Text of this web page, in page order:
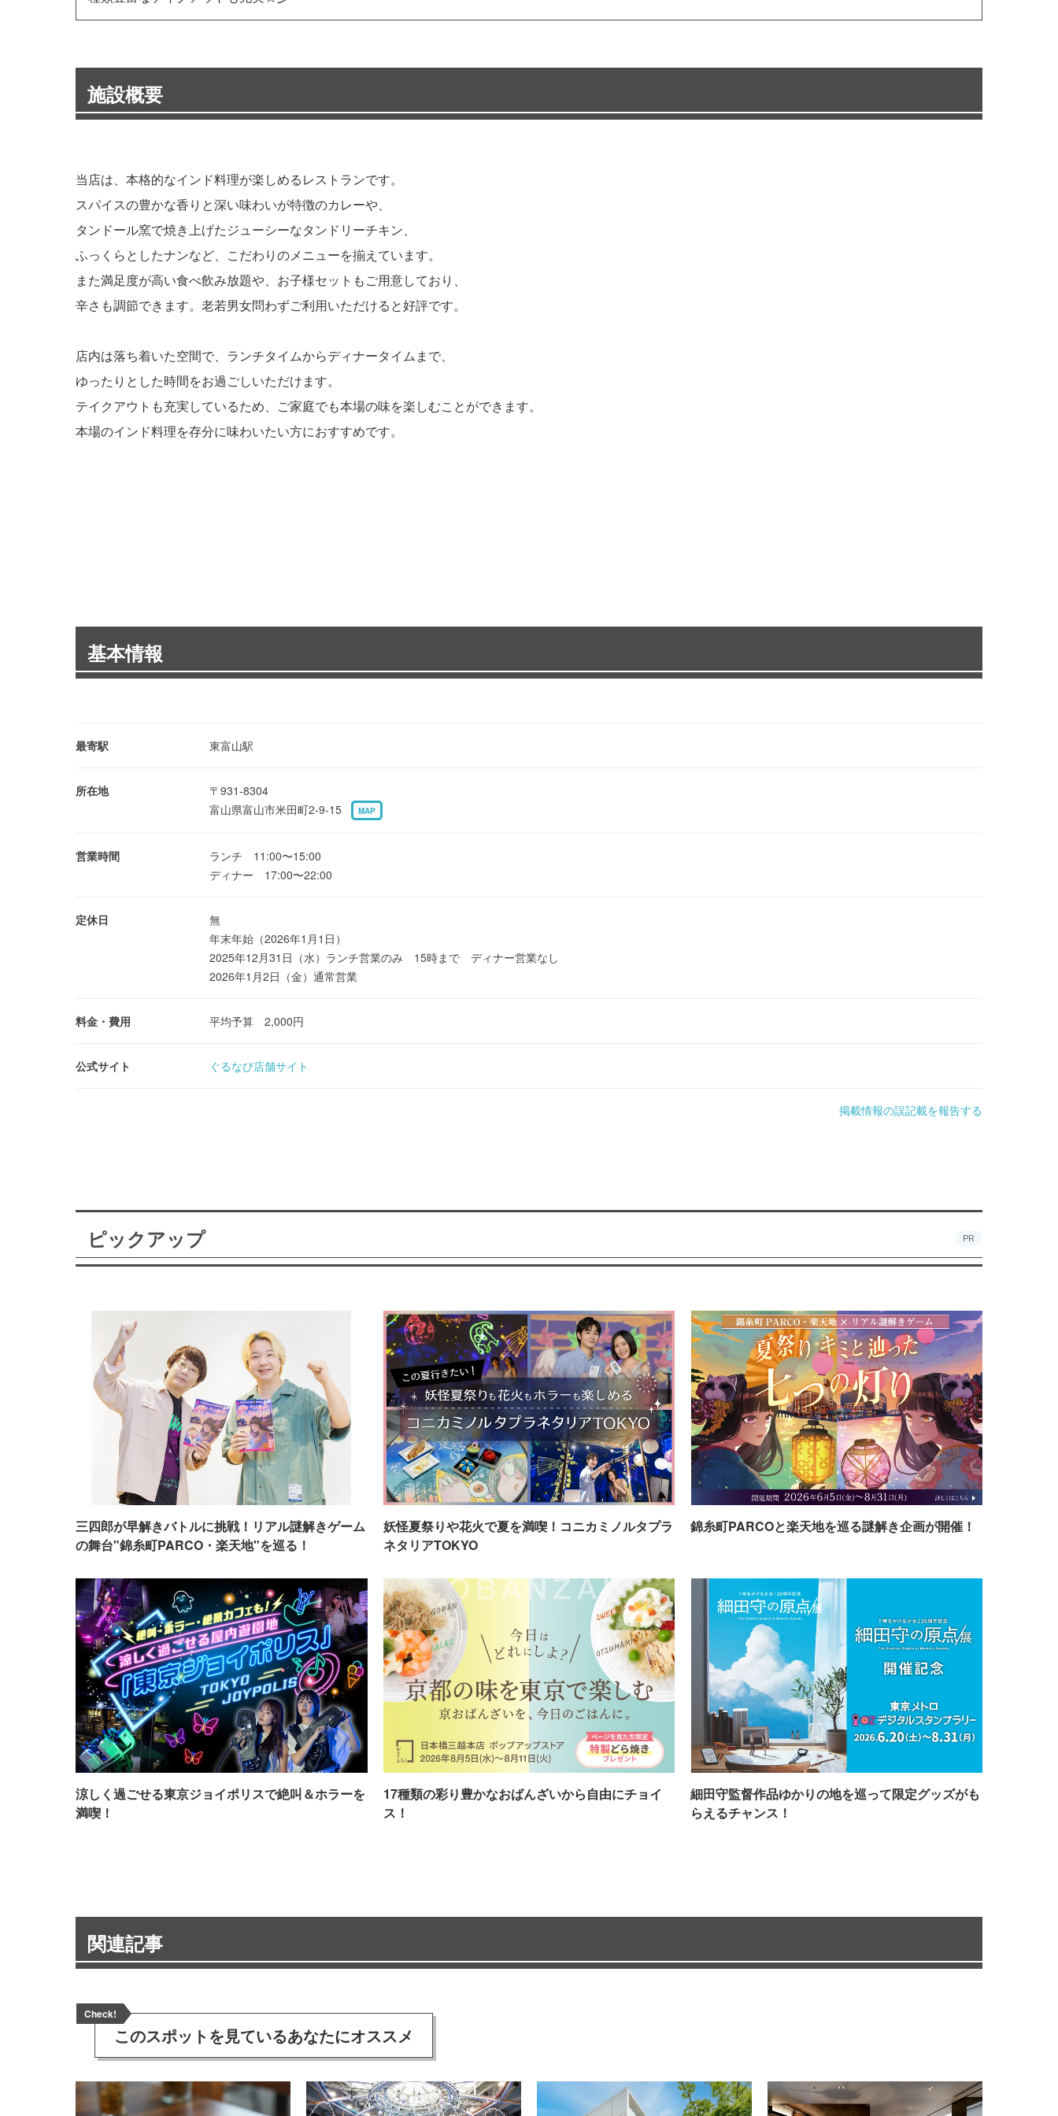
施設概要
当店は、本格的なインド料理が楽しめるレストランです。
スパイスの豊かな香りと深い味わいが特徴のカレーや、
タンドール窯で焼き上げたジューシーなタンドリーチキン、
ふっくらとしたナンなど、こだわりのメニューを揃えています。
また満足度が高い食べ飲み放題や、お子様セットもご用意しており、
辛さも調節できます。老若男女問わずご利用いただけると好評です。
店内は落ち着いた空間で、ランチタイムからディナータイムまで、
ゆったりとした時間をお過ごしいただけます。
テイクアウトも充実しているため、ご家庭でも本場の味を楽しむことができます。
本場のインド料理を存分に味わいたい方におすすめです。
基本情報
最寄駅 東富山駅
所在地
〒931-8304
富山県富山市米田町2-9-15
MAP
営業時間
ランチ 11:00〜15:00
ディナー 17:00〜22:00
定休日
無
年末年始（2026年1月1日）
2025年12月31日（水）ランチ営業のみ 15時まで ディナー営業なし
2026年1月2日（金）通常営業
料金・費用 平均予算 2,000円
公式サイト ぐるなび店舗サイト
掲載情報の誤記載を報告する
ピックアップ PR
三四郎が早解きバトルに挑戦！リアル謎解きゲーム
の舞台"錦糸町PARCO・楽天地"を巡る！
妖怪夏祭りや花火で夏を満喫！コニカミノルタプラ
ネタリアTOKYO
錦糸町PARCOと楽天地を巡る謎解き企画が開催！
涼しく過ごせる東京ジョイポリスで絶叫＆ホラーを
満喫！
17種類の彩り豊かなおばんざいから自由にチョイ
ス！
細田守監督作品ゆかりの地を巡って限定グッズがも
らえるチャンス！
関連記事
Check!
このスポットを見ているあなたにオススメ